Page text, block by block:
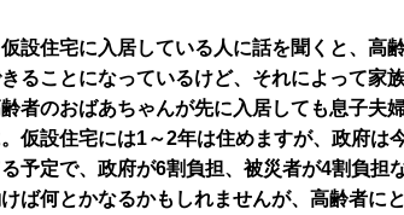
設住宅に入居している人に話を聞くと、高
きることになっているけど、それによって家
者のおばあちゃんが先に入居しても息子夫
仮設住宅には1～2年は住めますが、政府は
る予定で、政府が6割負担、被災者が4割負担
けば何とかなるかもしれませんが、高齢者に